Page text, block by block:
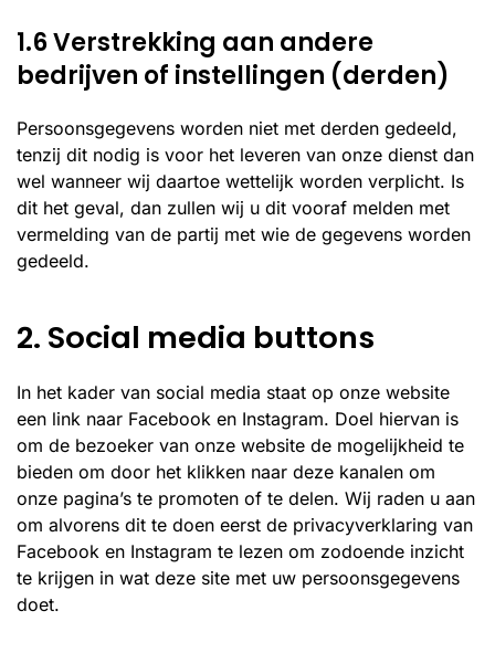
1.6 Verstrekking aan andere
bedrijven of instellingen (derden)
Persoonsgegevens worden niet met derden gedeeld,
tenzij dit nodig is voor het leveren van onze dienst dan
wel wanneer wij daartoe wettelijk worden verplicht. Is
dit het geval, dan zullen wij u dit vooraf melden met
vermelding van de partij met wie de gegevens worden
gedeeld.
2. Social media buttons
In het kader van social media staat op onze website
een link naar Facebook en Instagram. Doel hiervan is
om de bezoeker van onze website de mogelijkheid te
bieden om door het klikken naar deze kanalen om
onze pagina’s te promoten of te delen. Wij raden u aan
om alvorens dit te doen eerst de privacyverklaring van
Facebook en Instagram te lezen om zodoende inzicht
te krijgen in wat deze site met uw persoonsgegevens
doet.